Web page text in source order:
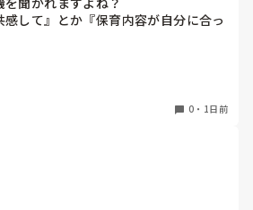
感して』とか『保育内容が自分に合っ
々が多いかと思いますが、実際はどう
か園の規模、保育内容は勘案しますが
いやすいか、給与はどうか…という
ます
のように答えていますか？また、本
0 ・ 1日前